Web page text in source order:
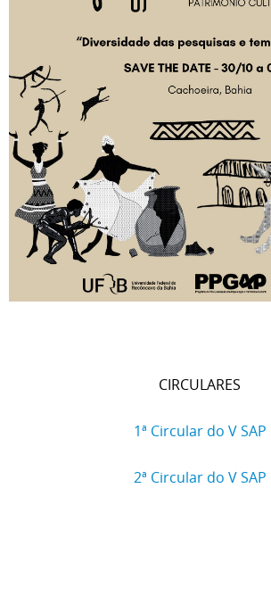
CIRCULARES
1ª Circular do V SAP
2ª Circular do V SAP